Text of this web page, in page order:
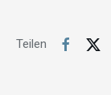
Teilen